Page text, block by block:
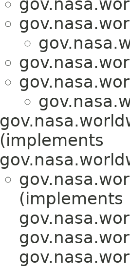
(implements
(implements